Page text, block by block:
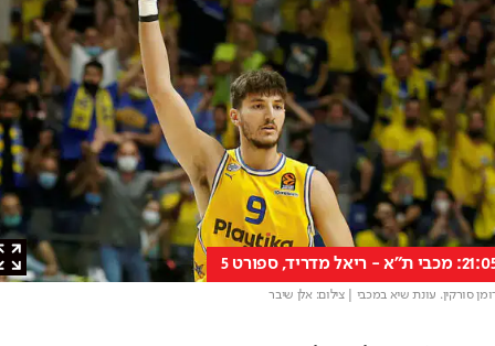
סורקין. עונת שיא במכבי| צילום: אלן שיבר
ספורט 5